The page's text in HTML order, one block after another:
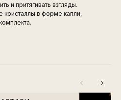
и притягивать взгляды.
в форме капли,